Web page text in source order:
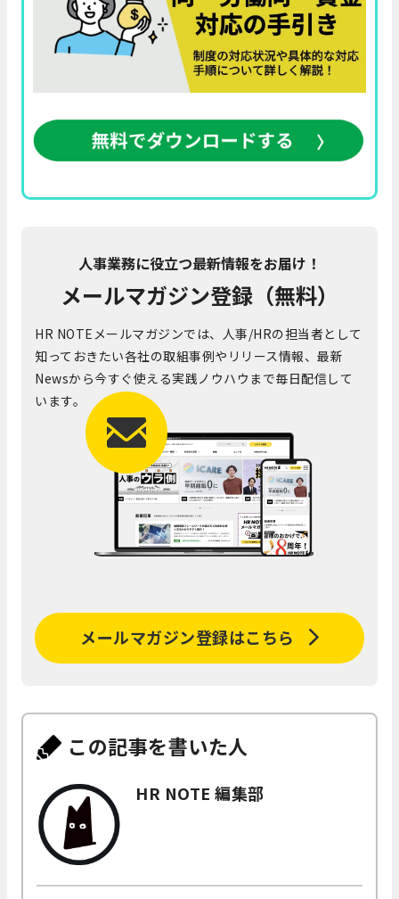
人事業務に役立つ最新情報をお届け！
メールマガジン登録（無料）
HR NOTEメールマガジンでは、人事/HRの担当者として
知っておきたい各社の取組事例やリリース情報、最新
Newsから今すぐ使える実践ノウハウまで毎日配信して
います。
メールマガジン登録はこちら
この記事を書いた人
HR NOTE 編集部